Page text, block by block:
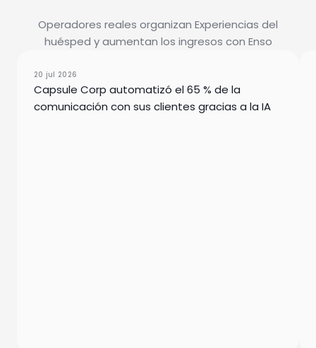
MÁS DE 50
Operadores reales organizan Experiencias del
huésped y aumentan los ingresos con Enso
20 jul 2026
Capsule Corp automatizó el 65 % de la
comunicación con sus clientes gracias a la IA